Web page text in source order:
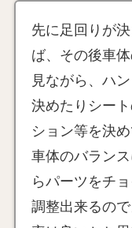
先に足回りが
ば、その後車
見ながら、ハ
決めたりシー
ション等を決め
車体のバラン
らパーツをチョ
調整出来るの